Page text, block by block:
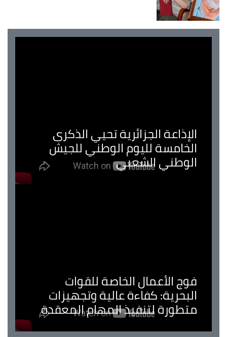
الإذاعة الجزائرية تحيي الذكرى
الخامسة لليوم الوطني للجيش
الوطني الشعبي
فوج الأعمال الخاصة للقوات
البحرية: كفاءة عالية وتجهيزات
متطورة لتنفيذ المهام المعقدة